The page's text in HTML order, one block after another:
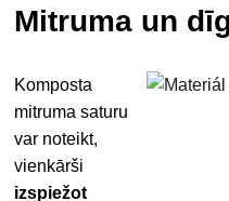
Mitruma un
Komposta
mitruma saturu
var noteikt,
vienkārši
izspiežot